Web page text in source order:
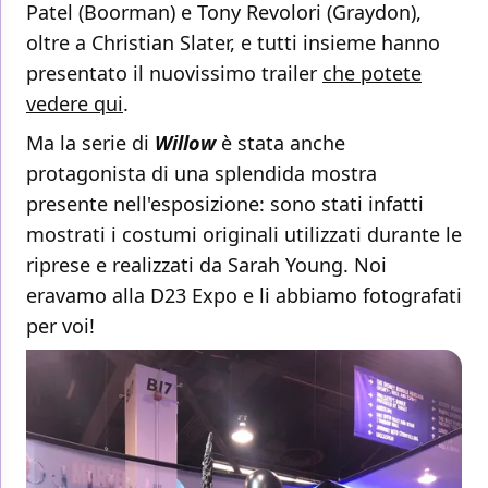
Patel (Boorman) e Tony Revolori (Graydon),
oltre a Christian Slater, e tutti insieme hanno
presentato il nuovissimo trailer che potete
vedere qui.
Ma la serie di Willowè stata anche
protagonista di una splendida mostra
presente nell'esposizione: sono stati infatti
mostrati i costumi originali utilizzati durante le
riprese e realizzati da Sarah Young. Noi
eravamo alla D23 Expo e li abbiamo fotografati
per voi!